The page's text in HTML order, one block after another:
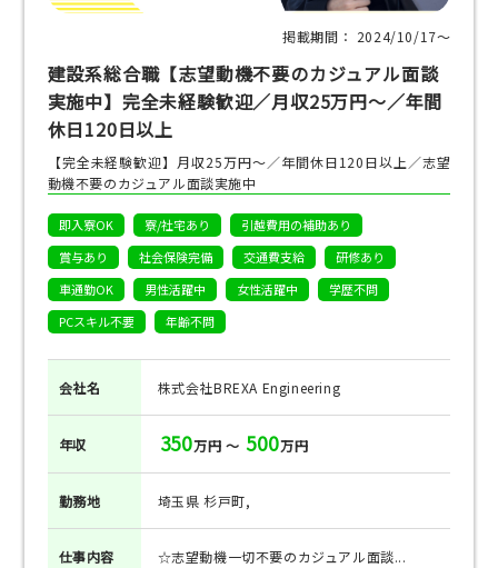
掲載期間： 2024/10/17〜
建設系総合職【志望動機不要のカジュアル面談
実施中】完全未経験歓迎／月収25万円～／年間
休日120日以上
【完全未経験歓迎】月収25万円～／年間休日120日以上／志望
動機不要のカジュアル面談実施中
即入寮OK 寮/社宅あり
引越費用の補助あり
賞与あり
社会保険完備 交通費支給
研修あり
車通勤OK
男性活躍中 女性活躍中
学歴不問
PCスキル不要
年齢不問
会社名 株式会社BREXA Engineering
年収 350万円 ～ 500万円
勤務地 埼玉県 杉戸町,
仕事内容 ☆志望動機一切不要のカジュアル面談...